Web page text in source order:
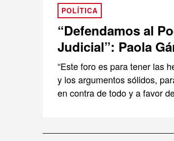
POLÍTICA
“Defendamos al
Judicial”: Paola
“Este foro es para tener las
y los argumentos sólidos,
en contra de todo y a favor